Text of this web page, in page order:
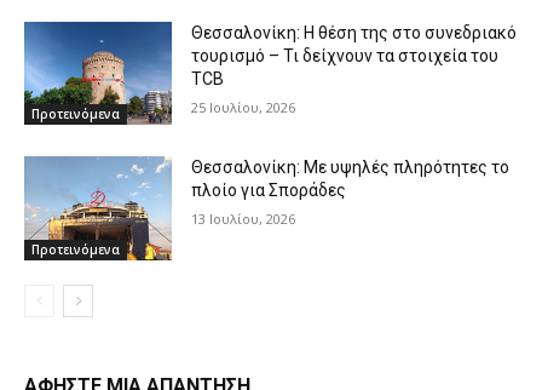
Προτεινόμενα
Θεσσαλονίκη: Η θέση της στο συνεδριακό
τουρισμό – Τι δείχνουν τα στοιχεία του
TCB
25 Ιουλίου, 2026
Προτεινόμενα
Θεσσαλονίκη: Με υψηλές πληρότητες το
πλοίο για Σποράδες
13 Ιουλίου, 2026